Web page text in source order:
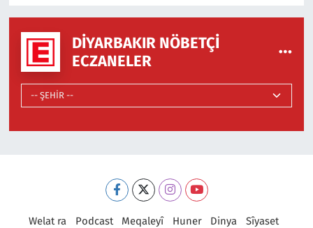
DIYARBAKIR NÖBETÇI
ECZANELER
Welat ra Podcast Meqaleyî Huner Dinya
Sîyaset